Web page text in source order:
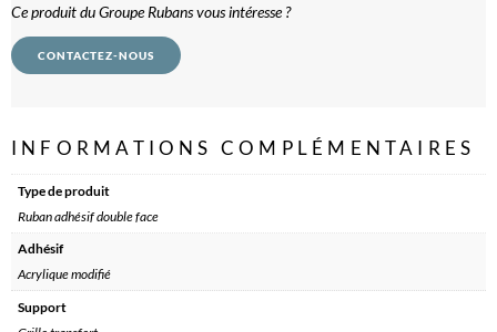
Ce produit du Groupe Rubans vous intéresse ?
CONTACTEZ-NOUS
INFORMATIONS COMPLÉMENTAIRES
Type de produit
Ruban adhésif double face
Adhésif
Acrylique modifié
Support